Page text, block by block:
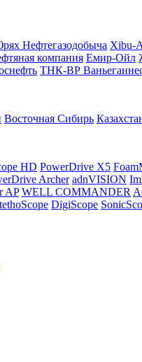
Нефтегазодобыча Xibu-
компания Емир-Ойл
ТНК-ВР
Восточная Сибирь
HD PowerDrive X5
Archer adnVISION
AP WELL COMMANDER
DigiScope